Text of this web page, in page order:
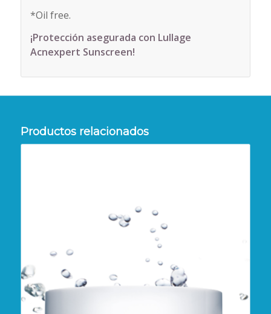
*Oil free.
¡Protección asegurada con Lullage
Acnexpert Sunscreen!
Productos relacionados